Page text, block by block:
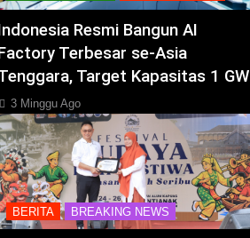
Resmi Bangun AI
Terbesar se-Asia
Target Kapasitas 1 GW
3 Minggu Ago
BERITA BREAKING NEWS